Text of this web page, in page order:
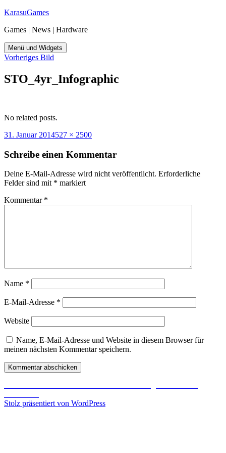
Zum
springen
KarasuGames
Games | News | Hardware
Menü und Widgets
Vorheriges Bild
STO_4yr_Infographic
No related posts.
Veröffentlicht
31. Januar 2014Originalgröße
527 × 2500
Schreibe einen Kommentar
Deine E-Mail-Adresse wird nicht veröffentlicht. Erforderliche
Felder sind mit * markiert
Kommentar *
Name *
E-Mail-Adresse *
Website
Name, E-Mail-Adresse und Website in diesem Browser für
meinen nächsten Kommentar speichern.
Beitragsnavigation
Stolz präsentiert von WordPress